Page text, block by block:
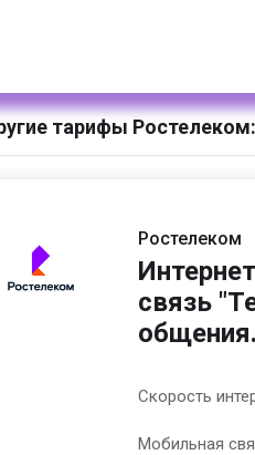
тарифы Ростелеком:
Ростелеком
связь
Скорость
Мобильная